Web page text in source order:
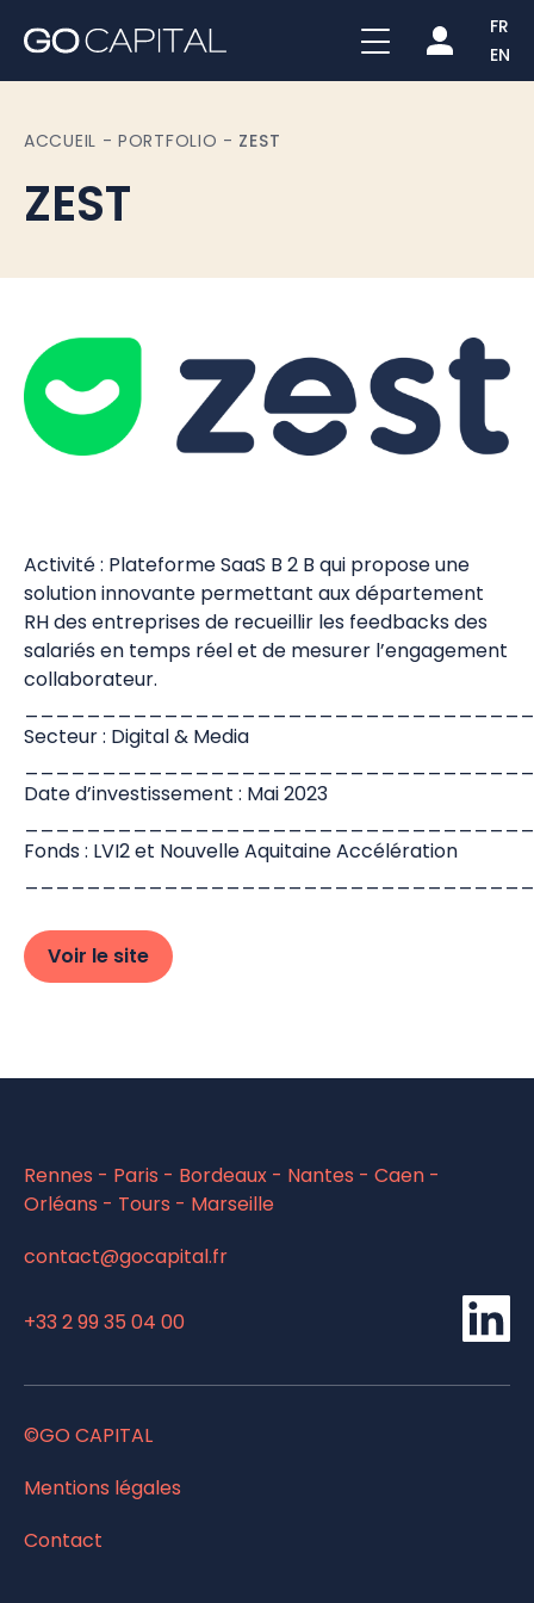
FR
EN
ACCUEIL -PORTFOLIO - ZEST
ZEST
Activité : Plateforme SaaS B 2 B qui propose une
solution innovante permettant aux département
RH des entreprises de recueillir les feedbacks des
salariés en temps réel et de mesurer l’engagement
collaborateur.
Secteur : Digital & Media
Date d’investissement : Mai 2023
Fonds : LVI2 et Nouvelle Aquitaine Accélération
Voir le site
Rennes - Paris - Bordeaux - Nantes - Caen -
Orléans - Tours - Marseille
contact@gocapital.fr
+33 2 99 35 04 00
©GO CAPITAL
Mentions légales
Contact